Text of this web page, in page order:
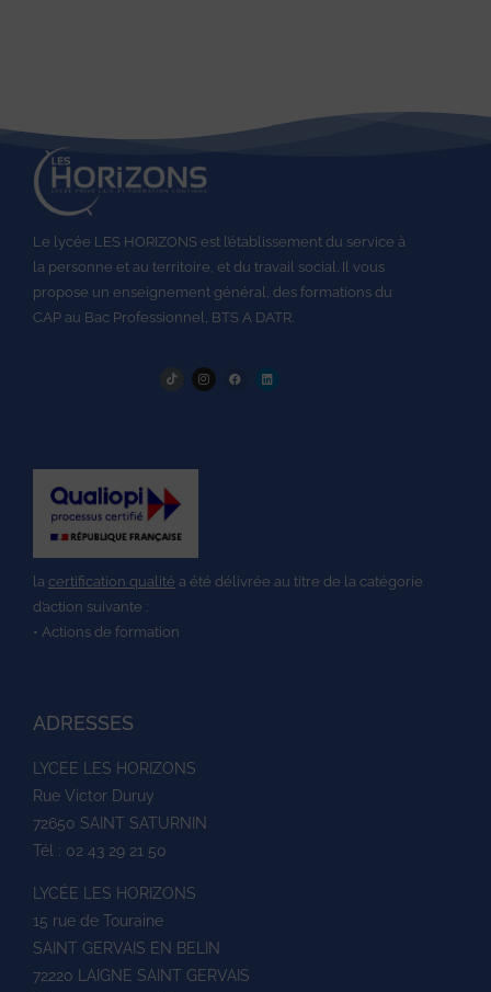
Le lycée LES HORIZONS est l’établissement du service à
la personne et au territoire, et du travail social. Il vous
propose un enseignement général, des formations du
CAP au Bac Professionnel, BTS A DATR.
la certification qualité a été délivrée au titre de la catégorie
d’action suivante :
• Actions de formation
ADRESSES
LYCEE LES HORIZONS
Rue Victor Duruy
72650 SAINT SATURNIN
Tél : 02 43 29 21 50
LYCÉE LES HORIZONS
15 rue de Touraine
SAINT GERVAIS EN BELIN
72220 LAIGNE SAINT GERVAIS